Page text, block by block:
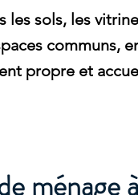
les sols, les
communs,
propre et